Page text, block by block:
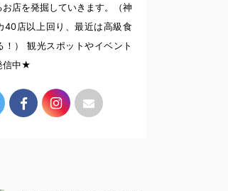
お店を発掘していきます。（神
40店以上回り、最近は高級食
！） 観光スポットやイベント
信中★